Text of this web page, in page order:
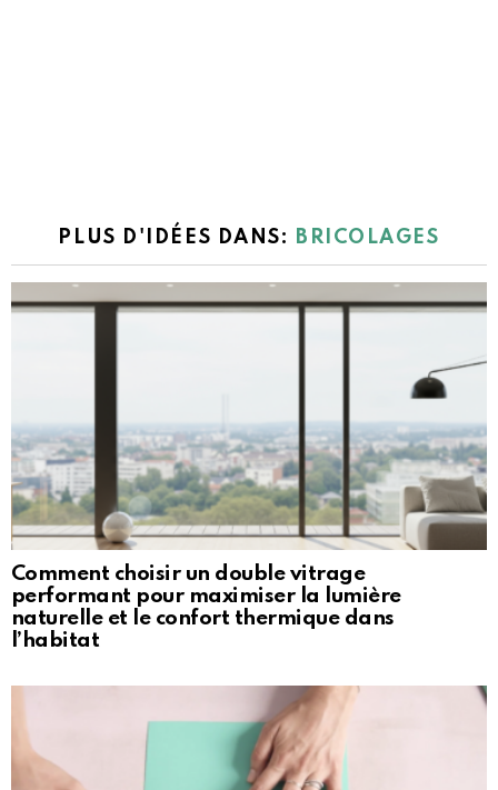
PLUS D'IDÉES DANS: BRICOLAGES
Comment choisir un double vitrage
performant pour maximiser la lumière
naturelle et le confort thermique dans
l’habitat